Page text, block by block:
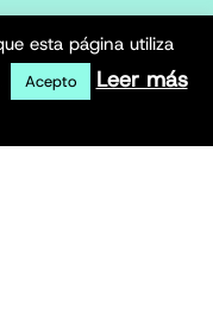
esta página utiliza
Acepto
Leer más